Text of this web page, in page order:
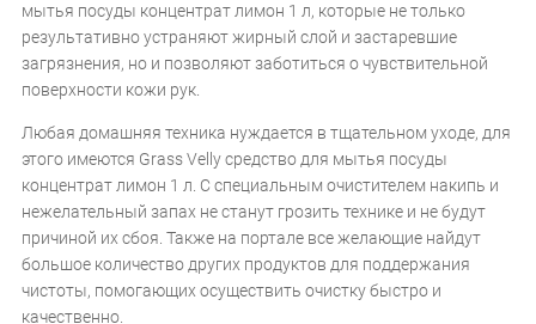
мытья посуды концентрат лимон 1 л, которые не только
результативно устраняют жирный слой и застаревшие
загрязнения, но и позволяют заботиться о чувствительной
поверхности кожи рук.
Любая домашняя техника нуждается в тщательном уходе, для
этого имеются Grass Velly средство для мытья посуды
концентрат лимон 1 л. С специальным очистителем накипь и
нежелательный запах не станут грозить технике и не будут
причиной их сбоя. Также на портале все желающие найдут
большое количество других продуктов для поддержания
чистоты, помогающих осуществить очистку быстро и
качественно.